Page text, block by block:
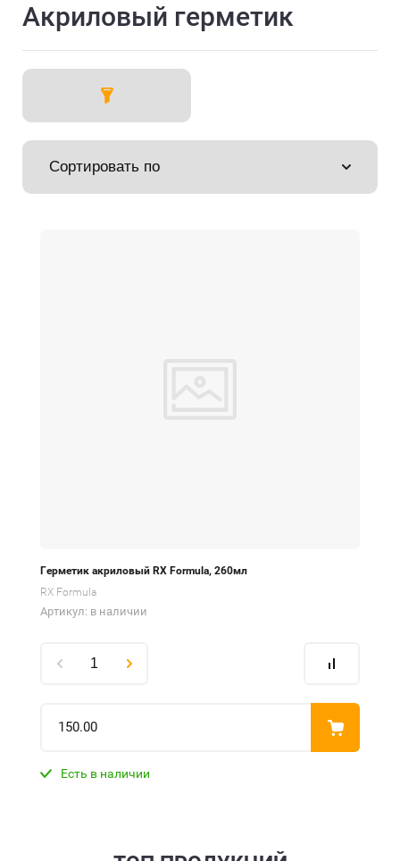
Акриловый герметик
Сортировать по
Герметик акриловый RX Formula, 260мл
RX Formula
Артикул: в наличии
150.00
Есть в наличии